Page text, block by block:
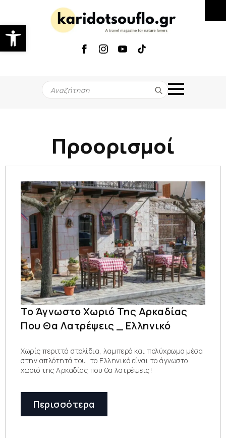
Ανοίξτε τη γραμμή εργαλείων
Search
for:
Προορισμοί
Το Άγνωστο Χωριό Της Αρκαδίας
Που Θα Λατρέψεις _ Ελληνικό
Χωρίς περιττά στολίδια, λαμπερό και πολύχρωμο μέσα
στην απλότητά του, το Ελληνικό είναι το άγνωστο
χωριό της Αρκαδίας που θα λατρέψεις!
Περισσότερα